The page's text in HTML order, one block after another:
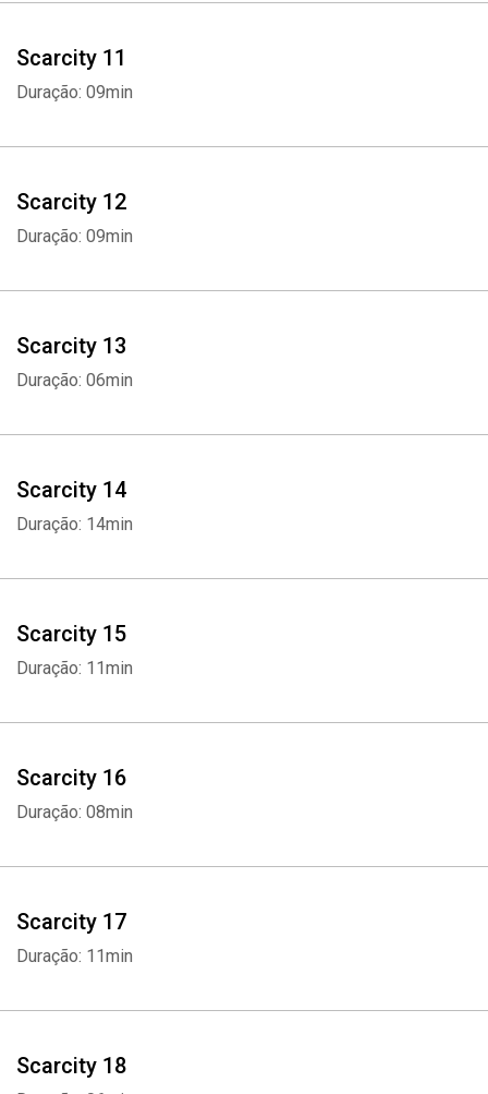
Scarcity 11
Duração: 09min
Scarcity 12
Duração: 09min
Scarcity 13
Duração: 06min
Scarcity 14
Duração: 14min
Scarcity 15
Duração: 11min
Scarcity 16
Duração: 08min
Scarcity 17
Duração: 11min
Scarcity 18